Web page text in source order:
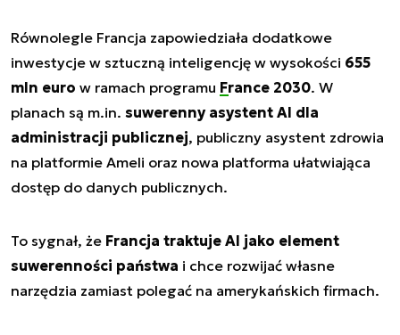
Równolegle Francja zapowiedziała dodatkowe
inwestycje w sztuczną inteligencję w wysokości 655
mln euro w ramach programu France 2030. W
planach są m.in. suwerenny asystent AI dla
administracji publicznej, publiczny asystent zdrowia
na platformie Ameli oraz nowa platforma ułatwiająca
dostęp do danych publicznych.
To sygnał, że Francja traktuje AI jako element
suwerenności państwa i chce rozwijać własne
narzędzia zamiast polegać na amerykańskich firmach.